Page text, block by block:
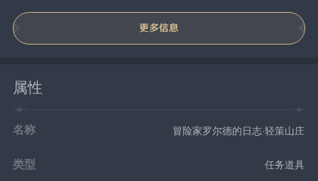
更多信息
属性
名称 冒险家罗尔德的日志·轻策山庄
类型 任务道具